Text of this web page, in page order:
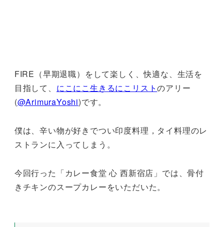
FIRE（早期退職）をして楽しく、快適な、生活を
目指して、 にこにこ生きるにこリストのアリー
(@ArimuraYoshi)です。
僕は、辛い物が好きでつい印度料理，タイ料理のレ
ストランに入ってしまう。
今回行った「カレー食堂 心 西新宿店」では、骨付
きチキンのスープカレーをいただいた。